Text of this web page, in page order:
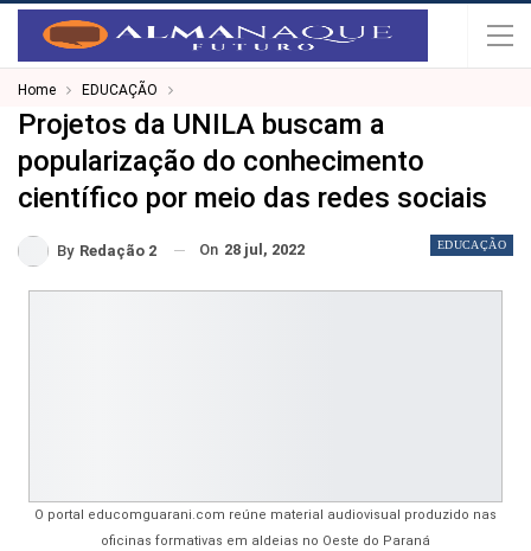
Home EDUCAÇÃO
Projetos da UNILA buscam a
popularização do conhecimento
científico por meio das redes sociais
EDUCAÇÃO
By Redação 2 On 28 jul, 2022
O portal educomguarani.com reúne material audiovisual produzido nas
oficinas formativas em aldeias no Oeste do Paraná